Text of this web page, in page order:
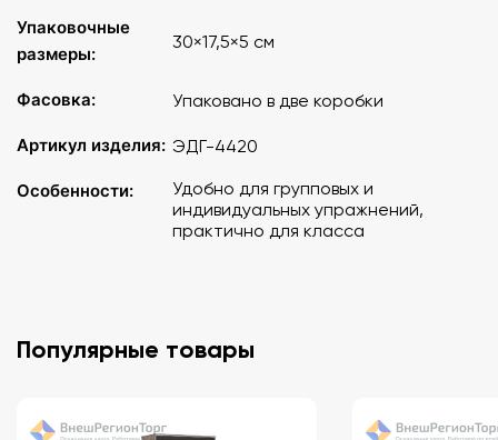
Упаковочные
размеры:
30×17,5×5 см
Фасовка: Упаковано в две коробки
Артикул изделия: ЭДГ-4420
Особенности:
Удобно для групповых и
индивидуальных упражнений,
практично для класса
Популярные товары